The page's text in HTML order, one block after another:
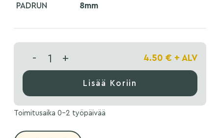
PADRUN 8mm
- + 4.50 € + ALV
Lisää Koriin
Toimitusaika 0-2 työpäivää